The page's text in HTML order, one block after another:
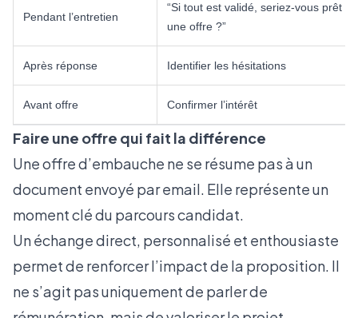
Pendant l’entretien
“Si tout est validé, seriez-vous prêt à
une offre ?”
Après réponse Identifier les hésitations
Avant offre Confirmer l’intérêt
Faire une offre qui fait la différence
Une offre d’embauche ne se résume pas à un
document envoyé par email. Elle représente un
moment clé du parcours candidat.
Un échange direct, personnalisé et enthousiaste
permet de renforcer l’impact de la proposition. Il
ne s’agit pas uniquement de parler de